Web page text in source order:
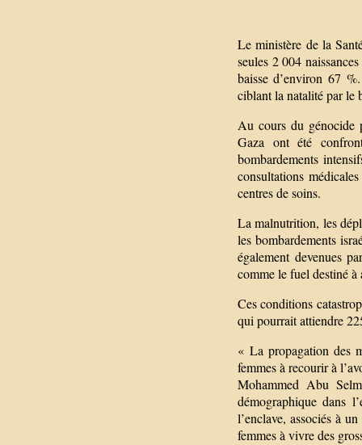
Le ministère de la
seules 2 004
baisse d’environ 67
ciblant la natalité par le
Au cours du génocide
Gaza ont été
bombardements
consultations
centres de soins.
La malnutrition, les
les bombardements
également devenues
comme le fuel destiné à
Ces conditions
qui pourrait attiendre
« La propagation des
femmes à recourir à
Mohammed Abu
démographique dans
l’enclave, associés à
femmes à vivre des